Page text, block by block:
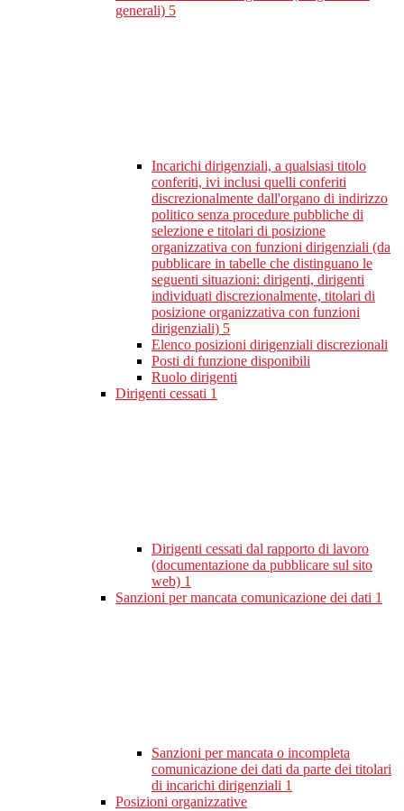
generali) 5
Incarichi dirigenziali, a qualsiasi titolo
conferiti, ivi inclusi quelli conferiti
discrezionalmente dall'organo di indirizzo
politico senza procedure pubbliche di
selezione e titolari di posizione
organizzativa con funzioni dirigenziali (da
pubblicare in tabelle che distinguano le
seguenti situazioni: dirigenti, dirigenti
individuati discrezionalmente, titolari di
posizione organizzativa con funzioni
dirigenziali) 5
Elenco posizioni dirigenziali discrezionali
Posti di funzione disponibili
Ruolo dirigenti
Dirigenti cessati 1
Dirigenti cessati dal rapporto di lavoro
(documentazione da pubblicare sul sito
web) 1
Sanzioni per mancata comunicazione dei dati 1
Sanzioni per mancata o incompleta
comunicazione dei dati da parte dei titolari
di incarichi dirigenziali 1
Posizioni organizzative